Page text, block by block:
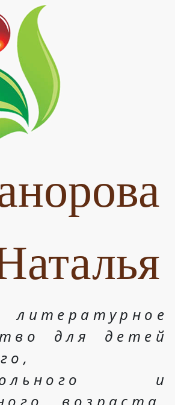
для детей
и